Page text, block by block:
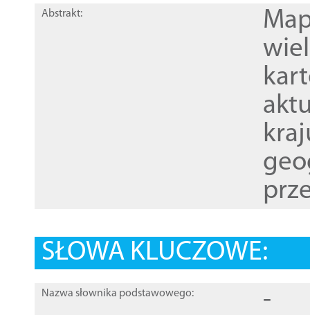
Abstrakt:
SŁOWA KLUCZOWE:
Nazwa słownika podstawowego: -